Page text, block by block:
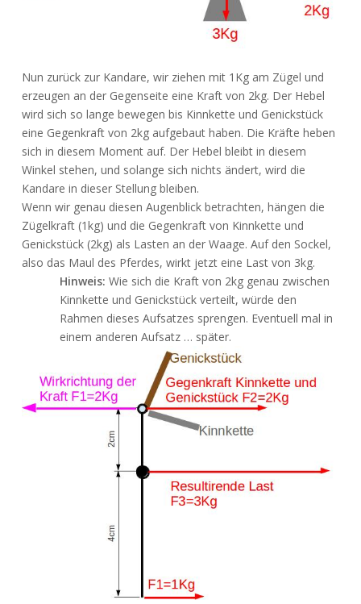
Nun zurück zur Kandare, wir ziehen mit 1Kg am Zügel und
erzeugen an der Gegenseite eine Kraft von 2kg. Der Hebel
wird sich so lange bewegen bis Kinnkette und Genickstück
eine Gegenkraft von 2kg aufgebaut haben. Die Kräfte heben
sich in diesem Moment auf. Der Hebel bleibt in diesem
Winkel stehen, und solange sich nichts ändert, wird die
Kandare in dieser Stellung bleiben.
Wenn wir genau diesen Augenblick betrachten, hängen die
Zügelkraft (1kg) und die Gegenkraft von Kinnkette und
Genickstück (2kg) als Lasten an der Waage. Auf den Sockel,
also das Maul des Pferdes, wirkt jetzt eine Last von 3kg.
Hinweis: Wie sich die Kraft von 2kg genau zwischen
Kinnkette und Genickstück verteilt, würde den
Rahmen dieses Aufsatzes sprengen. Eventuell mal in
einem anderen Aufsatz … später.